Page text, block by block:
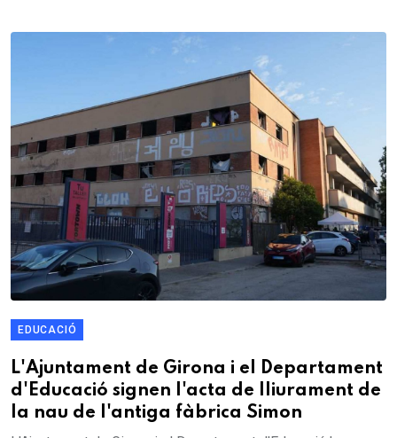
EDUCACIÓ
L'Ajuntament de Girona i el Departament
d'Educació signen l'acta de lliurament de
la nau de l'antiga fàbrica Simon